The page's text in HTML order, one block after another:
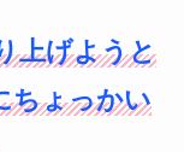
上げようと
ちょっかい